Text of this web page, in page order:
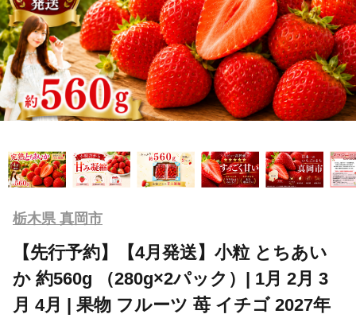
栃木県 真岡市
【先行予約】【4月発送】小粒 とちあい
か 約560g （280g×2パック）| 1月 2月 3
月 4月 | 果物 フルーツ 苺 イチゴ 2027年